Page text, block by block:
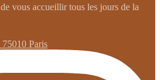
vous accueillir tous les jours de la
Paris